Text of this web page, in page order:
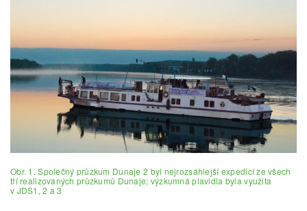
Obr. 1. Společný průzkum Dunaje 2 byl nejrozsáhlejší expedicí ze všech
tří realizovaných průzkumů Dunaje; výzkumná plavidla byla využita
v JDS1, 2 a 3